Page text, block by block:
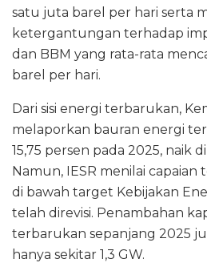
satu juta barel per hari serta
ketergantungan terhadap
dan BBM yang rata-rata
barel per hari.
Dari sisi energi terbarukan,
melaporkan bauran energi
15,75 persen pada 2025, naik
Namun, IESR menilai capaian
di bawah target Kebijakan
telah direvisi. Penambahan
terbarukan sepanjang 2025
hanya sekitar 1,3 GW.